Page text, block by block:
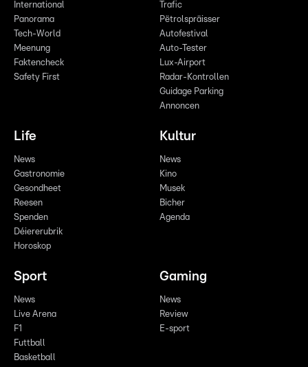
International
Panorama
Tech-World
Meenung
Faktencheck
Safety First
Trafic
Pëtrolspräisser
Autofestival
Auto-Tester
Lux-Airport
Radar-Kontrollen
Guidage Parking
Annoncen
Life
News
Gastronomie
Gesondheet
Reesen
Spenden
Déiererubrik
Horoskop
Kultur
News
Kino
Musek
Bicher
Agenda
Sport
News
Live Arena
F1
Futtball
Basketball
Gaming
News
Review
E-sport